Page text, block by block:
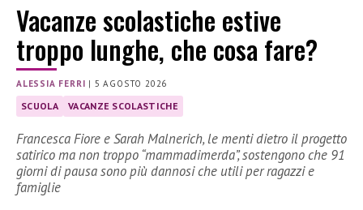
Vacanze scolastiche estive
troppo lunghe, che cosa fare?
ALESSIA FERRI | 5 AGOSTO 2026
SCUOLA VACANZE SCOLASTICHE
Francesca Fiore e Sarah Malnerich, le menti dietro il progetto
satirico ma non troppo “mammadimerda”, sostengono che 91
giorni di pausa sono più dannosi che utili per ragazzi e
famiglie